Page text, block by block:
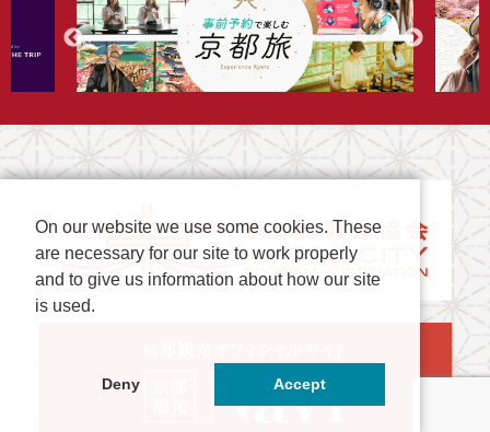
On our website we use some cookies. These
are necessary for our site to work properly
and to give us information about how our site
is used.
Deny Accept